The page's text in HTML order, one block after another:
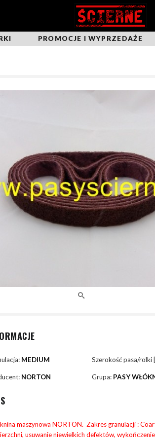
PROMOCJE I WYPRZEDAŻE
MEDIUM Szerokość pasa/rolki
NORTON Grupa: PASY
maszynowa NORTON. Zakres granulacji :
usuwanie niewielkich defektów,